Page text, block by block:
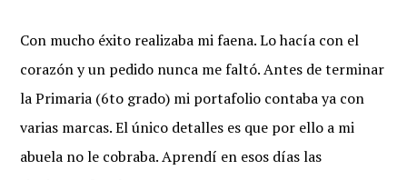
Con mucho éxito realizaba mi faena. Lo hacía con el
corazón y un pedido nunca me faltó. Antes de terminar
la Primaria (6to grado) mi portafolio contaba ya con
varias marcas. El único detalles es que por ello a mi
abuela no le cobraba. Aprendí en esos días las